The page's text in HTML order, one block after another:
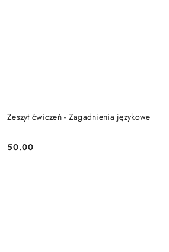
Zeszyt ćwiczeń - Zagadnienia językowe
Cena:
50.00